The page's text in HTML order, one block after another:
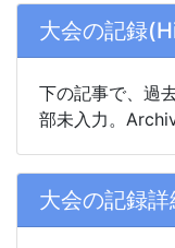
大会の記録
下の記事で、過
部未入力。
大会の記録詳